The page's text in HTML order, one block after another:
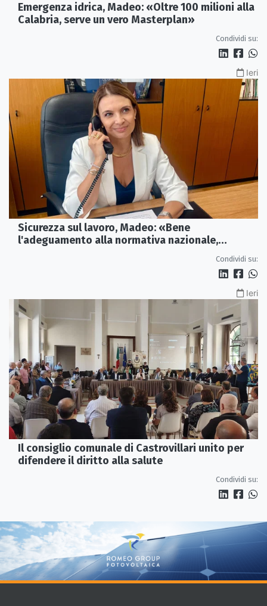
Emergenza idrica, Madeo: «Oltre 100 milioni alla
Calabria, serve un vero Masterplan»
Condividi su:
Ieri
Sicurezza sul lavoro, Madeo: «Bene
l'adeguamento alla normativa nazionale,
Condividi su:
Ieri
Il consiglio comunale di Castrovillari unito per
difendere il diritto alla salute
Condividi su: